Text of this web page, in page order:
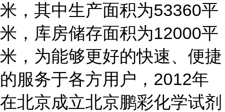
米，其中生产面积为53360平
米，库房储存面积为12000平
米，为能够更好的快速、便捷
的服务于各方用户，2012年
在北京成立北京鹏彩化学试剂